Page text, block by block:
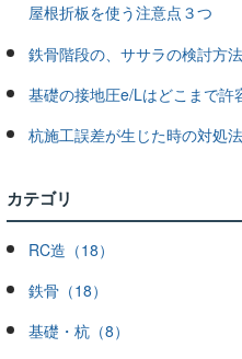
屋根折板を使う注意点３つ
鉄骨階段の、ササラの検討方法
基礎の接地圧e/Lはどこまで許
杭施工誤差が生じた時の対処
カテゴリ
RC造（18）
鉄骨（18）
基礎・杭（8）